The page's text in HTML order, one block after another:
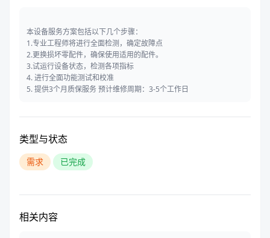
本设备服务方案包括以下几个步骤：
1.专业工程师将进行全面检测，确定故障点
2.更换损坏零配件，确保使用适用的配件。
3.试运行设备状态，检测各项指标
4. 进行全面功能测试和校准
5. 提供3个月质保服务 预计维修周期：3-5个工作日
类型与状态
需求 已完成
相关内容